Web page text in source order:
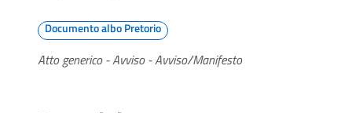
Documento albo Pretorio
Atto generico - Avviso - Avviso/Manifesto